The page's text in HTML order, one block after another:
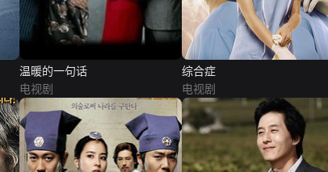
温暖的一句话
电视剧
综合症
电视剧